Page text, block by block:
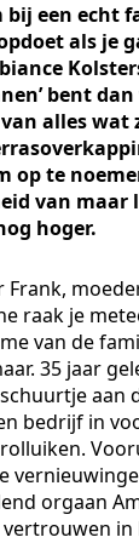
bij een echt
als je
bent
van alles wat
op te
van maar
hoger.
Frank,
raak je
van de
35 jaar
aan
bedrijf in
orgaan
in